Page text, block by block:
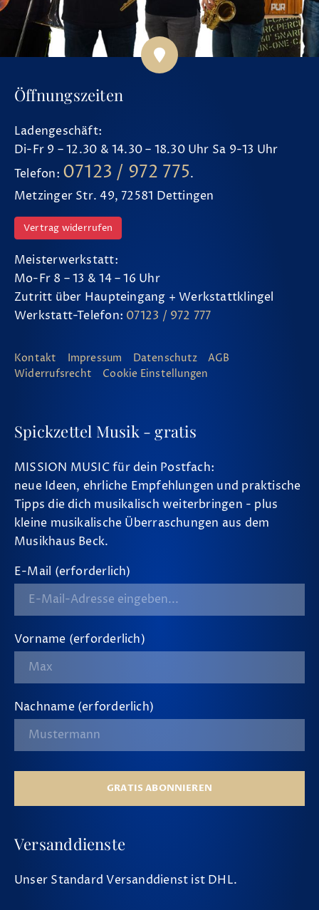
Öffnungszeiten
Ladengeschäft:
Di-Fr 9 – 12.30 & 14.30 – 18.30 Uhr Sa 9-13 Uhr
Telefon: 07123 / 972 775.
Metzinger Str. 49, 72581 Dettingen
Vertrag widerrufen
Meisterwerkstatt:
Mo-Fr 8 – 13 & 14 – 16 Uhr
Zutritt über Haupteingang + Werkstattklingel
Werkstatt-Telefon: 07123 / 972 777
Kontakt Impressum Datenschutz
AGB
Widerrufsrecht
Cookie Einstellungen
Spickzettel Musik - gratis
MISSION MUSIC für dein Postfach:
neue Ideen, ehrliche Empfehlungen und praktische
Tipps die dich musikalisch weiterbringen - plus
kleine musikalische Überraschungen aus dem
Musikhaus Beck.
E-Mail (erforderlich)
Vorname (erforderlich)
Nachname (erforderlich)
GRATIS ABONNIEREN
Versanddienste
Unser Standard Versanddienst ist DHL.